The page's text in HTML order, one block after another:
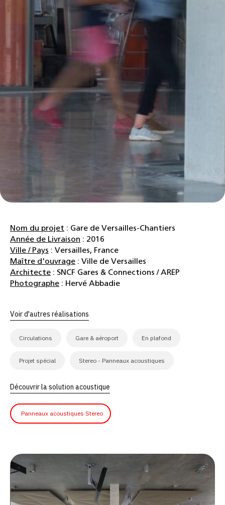
Nom du projet : Gare de Versailles-Chantiers
Année de Livraison : 2016
Ville / Pays : Versailles, France
Maître d'ouvrage : Ville de Versailles
Architecte : SNCF Gares & Connections / AREP
Photographe : Hervé Abbadie
Voir d'autres réalisations
Circulations Gare & aéroport En plafond
Projet spécial Stereo - Panneaux acoustiques
Découvrir la solution acoustique
Panneaux acoustiques Stereo